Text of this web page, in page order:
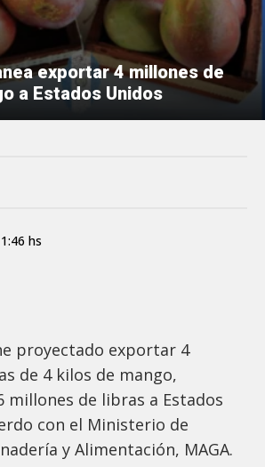
exportar 4 millones de
a Estados Unidos
hs
proyectado exportar 4
de 4 kilos de mango,
millones de libras a Estados
con el Ministerio de
y Alimentación, MAGA.